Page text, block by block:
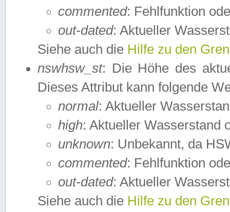
commented: Fehlfunktion
out-dated: Aktueller
Siehe auch die Hilfe zu den
nswhsw_st: Die Höhe des
Dieses Attribut kann folgende
normal: Aktueller
high: Aktueller Wasserstand
unknown: Unbekannt, da
commented: Fehlfunktion
out-dated: Aktueller
Siehe auch die Hilfe zu den